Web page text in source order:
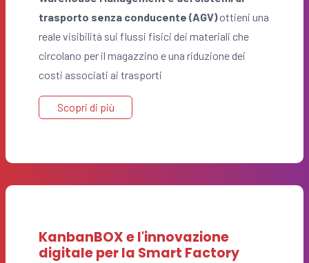
trasporto senza conducente (AGV)ottieni una
reale visibilità sui flussi fisici dei materiali che
circolano per il magazzino e una riduzione dei
costi associati ai trasporti
Scopri di più
KanbanBOX e l'innovazione
digitale per la Smart Factory